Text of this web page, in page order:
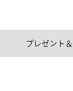
プレゼント